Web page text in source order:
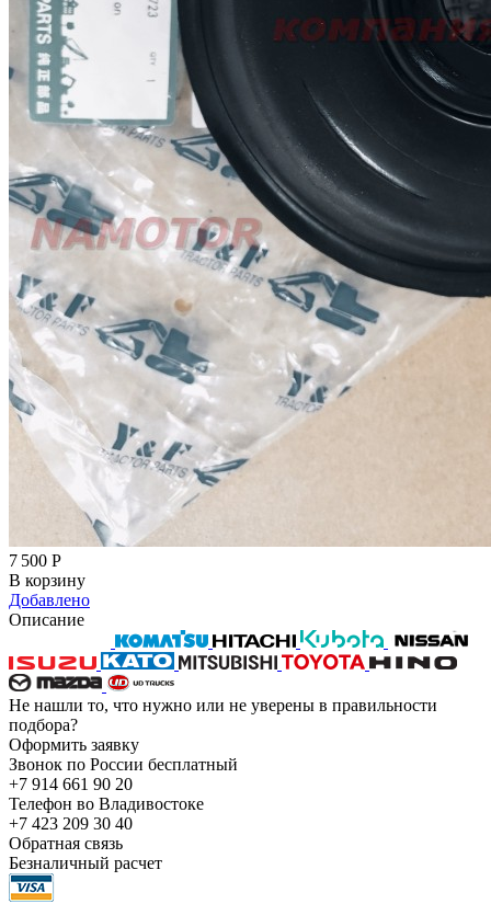
7 500 Р
В корзину
Добавлено
Описание
Не нашли то, что нужно или не уверены в правильности
подбора?
Оформить заявку
Звонок по России бесплатный
+7 914 661 90 20
Телефон во Владивостоке
+7 423 209 30 40
Обратная связь
Безналичный расчет